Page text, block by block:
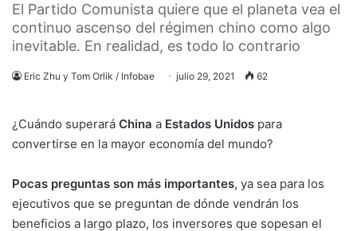
El Partido Comunista quiere que el planeta vea el
continuo ascenso del régimen chino como algo
inevitable. En realidad, es todo lo contrario
Eric Zhu y Tom Orlik / Infobae julio 29, 2021 62
¿Cuándo superará China a Estados Unidos para
convertirse en la mayor economía del mundo?
Pocas preguntas son más importantes, ya sea para los
ejecutivos que se preguntan de dónde vendrán los
beneficios a largo plazo, los inversores que sopesan el